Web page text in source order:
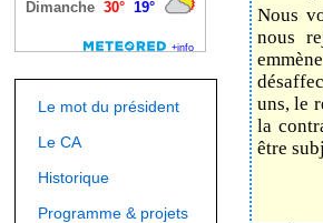
Le mot du président
Le CA
Historique
Programme & projets
Nous
nous
uns, le
la
être